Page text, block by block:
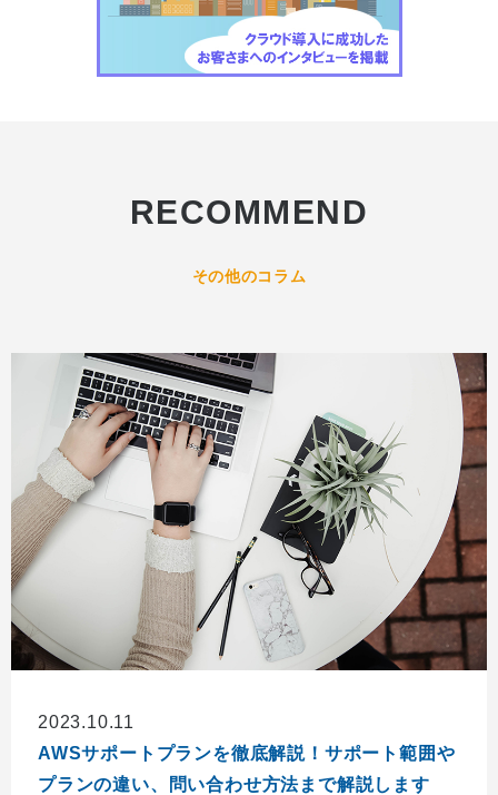
RECOMMEND
その他のコラム
2023.10.11
AWSサポートプランを徹底解説！サポート範囲や
プランの違い、問い合わせ方法まで解説します